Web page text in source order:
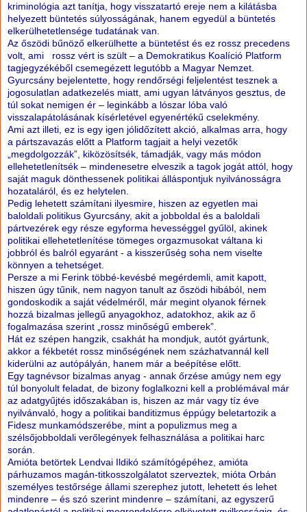
kriminológia azt tanítja, hogy visszatartó ereje nem a kilátásba
helyezett büntetés súlyosságának, hanem egyedül a büntetés
elkerülhetetlensége tudatának van.
Az őszödi bűnöző elkerülhette a büntetést és ez rossz precedens
volt, ami rossz vért is szült – a Demokratikus Koalíció Platform
tagjegyzékéből csemegézett legutóbb a Magyar Nemzet.
Gyurcsány bejelentette, hogy rendőrségi feljelentést tesznek a
jogosulatlan adatkezelés miatt, ami ugyan látványos gesztus, de
túl sokat nemigen ér – leginkább a lószar lóba való
visszalapátolásának kísérletével egyenértékű cselekmény.
Ami azt illeti, ez is egy igen jólidőzített akció, alkalmas arra, hogy
a pártszavazás előtt a Platform tagjait a helyi vezetők
„megdolgozzák”, kiközösítsék, támadják, vagy más módon
ellehetetlenítsék – mindenesetre elveszik a tagok jogát attól, hogy
saját maguk dönthessenek politikai álláspontjuk nyilvánosságra
hozataláról, és ez helytelen.
Pedig lehetett számítani ilyesmire, hiszen az egyetlen mai
baloldali politikus Gyurcsány, akit a jobboldal és a baloldali
pártvezérek egy része egyforma hevességgel gyűlöl, akinek
politikai ellehetetlenítése tömeges orgazmusokat váltana ki
jobbról és balról egyaránt - a kisszerűség soha nem viselte
könnyen a tehetséget.
Persze a mi Ferink többé-kevésbé megérdemli, amit kapott,
hiszen úgy tűnik, nem nagyon tanult az őszödi hibából, nem
gondoskodik a saját védelméről, már megint olyanok férnek
hozzá bizalmas jellegű anyagokhoz, adatokhoz, akik az ő
fogalmazása szerint „rossz minőségű emberek”.
Hát ez szépen hangzik, csakhát ha mondjuk, autót gyártunk,
akkor a fékbetét rossz minőségének nem százhatvannál kell
kiderülni az autópályán, hanem már a beépítése előtt.
Egy tagnévsor bizalmas anyag - annak őrzése amúgy nem egy
túl bonyolult feladat, de bizony foglalkozni kell a problémával már
az adatgyűjtés időszakában is, hiszen az már vagy tíz éve
nyilvánvaló, hogy a politikai banditizmus éppúgy beletartozik a
Fidesz munkamódszerébe, mint a populizmus meg a
szélsőjobboldali verőlegények felhasználása a politikai harc
során.
Amióta betörtek Lendvai Ildikó számítógépéhez, amióta
párhuzamos magán-titkosszolgálatot szerveztek, mióta Orbán
személyes testőrsége állami szerephez jutott, lehetett és lehet
mindenre – és szó szerint mindenre – számítani, az egyszerű